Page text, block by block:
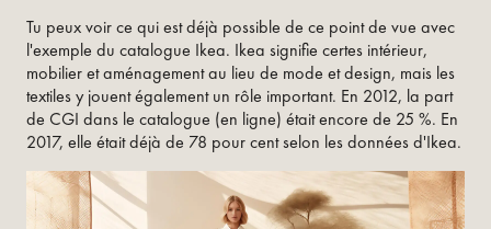
Tu peux voir ce qui est déjà possible de ce point de vue avec
l'exemple du catalogue Ikea. Ikea signifie certes intérieur,
mobilier et aménagement au lieu de mode et design, mais les
textiles y jouent également un rôle important. En 2012, la part
de CGI dans le catalogue (en ligne) était encore de 25 %. En
2017, elle était déjà de 78 pour cent selon les données d'Ikea.